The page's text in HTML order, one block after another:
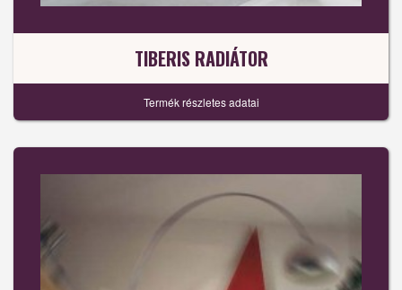
TIBERIS RADIÁTOR
Termék részletes adatai